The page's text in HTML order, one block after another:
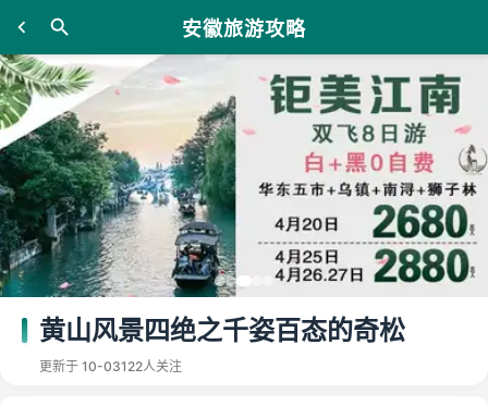
安徽旅游攻略
黄山风景四绝之千姿百态的奇松
更新于 10-03122人关注